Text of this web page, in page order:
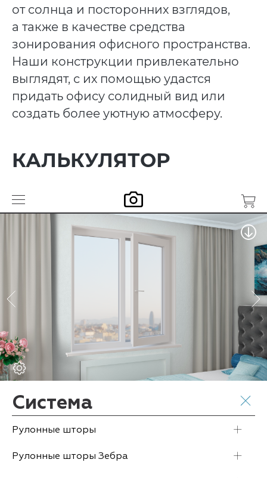
от солнца и посторонних взглядов,
а также в качестве средства
зонирования офисного пространства.
Наши конструкции привлекательно
выглядят, с их помощью удастся
придать офису солидный вид или
создать более уютную атмосферу.
КАЛЬКУЛЯТОР